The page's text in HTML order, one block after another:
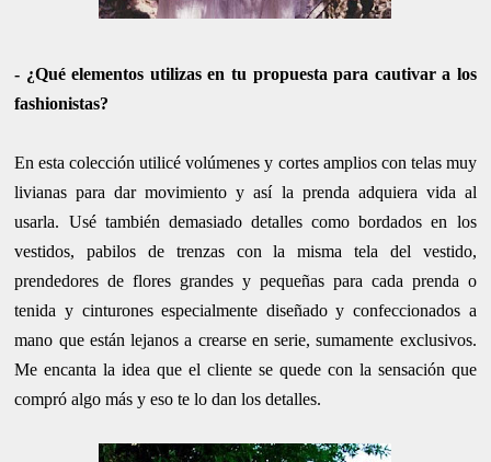
- ¿Qué elementos utilizas en tu propuesta para cautivar a los
fashionistas?
En esta colección utilicé volúmenes y cortes amplios con telas muy
livianas para dar movimiento y así la prenda adquiera vida al
usarla. Usé también demasiado detalles como bordados en los
vestidos, pabilos de trenzas con la misma tela del vestido,
prendedores de flores grandes y pequeñas para cada prenda o
tenida y cinturones especialmente diseñado y confeccionados a
mano que están lejanos a crearse en serie, sumamente exclusivos.
Me encanta la idea que el cliente se quede con la sensación que
compró algo más y eso te lo dan los detalles.